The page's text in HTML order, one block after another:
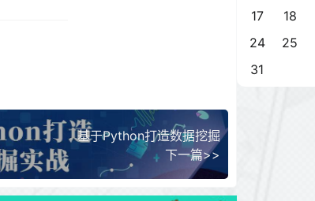
基于Python打造数据挖掘
下一篇>>
17
18
24
25
31